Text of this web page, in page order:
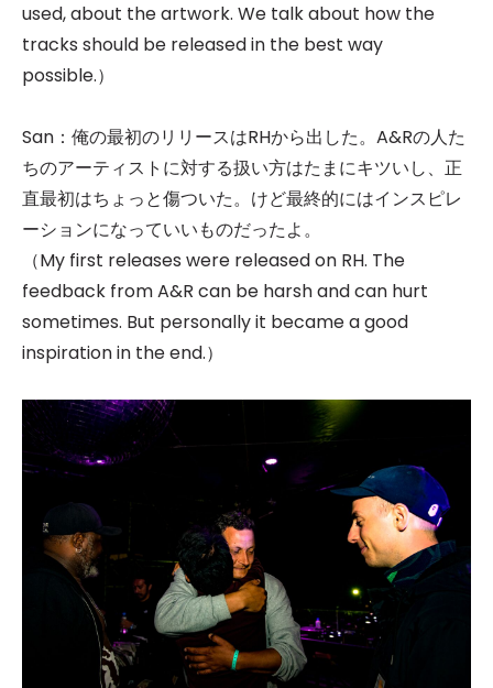
used, about the artwork. We talk about how the
tracks should be released in the best way
possible.）
San：俺の最初のリリースはRHから出した。A&Rの人た
ちのアーティストに対する扱い方はたまにキツいし、正
直最初はちょっと傷ついた。けど最終的にはインスピレ
ーションになっていいものだったよ。
（My first releases were released on RH. The
feedback from A&R can be harsh and can hurt
sometimes. But personally it became a good
inspiration in the end.）